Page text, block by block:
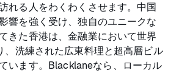
れる人をわくわくさせます。中国
響を強く受け、独自のユニークな
きた香港は、金融業において世界
、洗練された広東料理と超高層ビル
います。Blacklaneなら、ローカル